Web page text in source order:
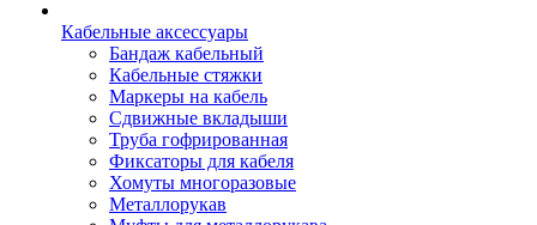
Кабельные аксессуары
Бандаж кабельный
Кабельные стяжки
Маркеры на кабель
Сдвижные вкладыши
Труба гофрированная
Фиксаторы для кабеля
Хомуты многоразовые
Металлорукав